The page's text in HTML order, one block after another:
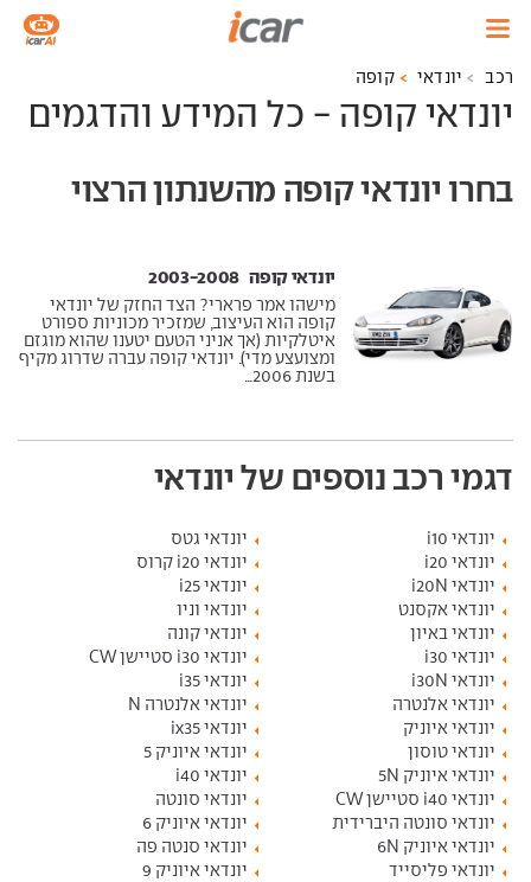
רכב יונדאי קופה
יונדאי קופה - כל המידע והדגמים
בחרו יונדאי קופה מהשנתון הרצוי
יונדאי קופה ‏ 2003-2008
מישהו אמר פרארי? הצד החזק של יונדאי
קופה הוא העיצוב, שמזכיר מכוניות ספורט
איטלקיות (אך אניני הטעם יטענו שהוא מוגזם
ומצועצע מדי). יונדאי קופה עברה שדרוג מקיף
בשנת 2006...
דגמי רכב נוספים של יונדאי
יונדאי i10
יונדאי גטס
יונדאי i20
יונדאי i20 קרוס
יונדאי i20N
יונדאי i25
יונדאי אקסנט
יונדאי וניו
יונדאי באיון
יונדאי קונה
יונדאי i30
יונדאי i30 סטיישן CW
יונדאי i30N
יונדאי i35
יונדאי אלנטרה
יונדאי אלנטרה N
יונדאי איוניק
יונדאי ix35
יונדאי טוסון
יונדאי איוניק 5
יונדאי איוניק 5N
יונדאי i40
יונדאי i40 סטיישן CW
יונדאי סונטה
יונדאי סונטה היברידית
יונדאי איוניק 6
יונדאי איוניק 6N
יונדאי סנטה פה
יונדאי פליסייד
יונדאי איוניק 9